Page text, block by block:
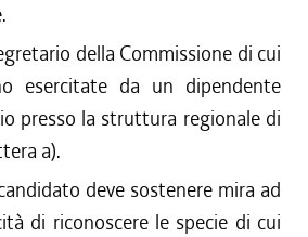
della Commissione di cui
esercitate da un dipendente
presso la struttura regionale di
a).
deve sostenere mira ad
di riconoscere le specie di cui